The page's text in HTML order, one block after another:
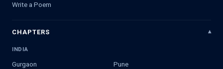
Write a Poem
CHAPTERS
INDIA
Gurgaon
Pune